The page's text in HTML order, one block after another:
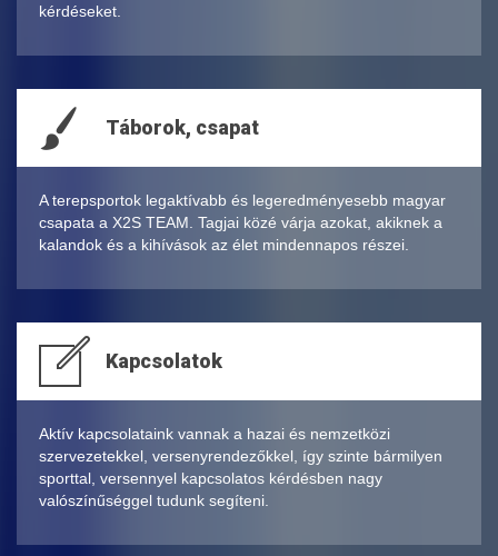
kérdéseket.
Táborok, csapat
A terepsportok legaktívabb és legeredményesebb magyar
csapata a X2S TEAM. Tagjai közé várja azokat, akiknek a
kalandok és a kihívások az élet mindennapos részei.
Kapcsolatok
Aktív kapcsolataink vannak a hazai és nemzetközi
szervezetekkel, versenyrendezőkkel, így szinte bármilyen
sporttal, versennyel kapcsolatos kérdésben nagy
valószínűséggel tudunk segíteni.